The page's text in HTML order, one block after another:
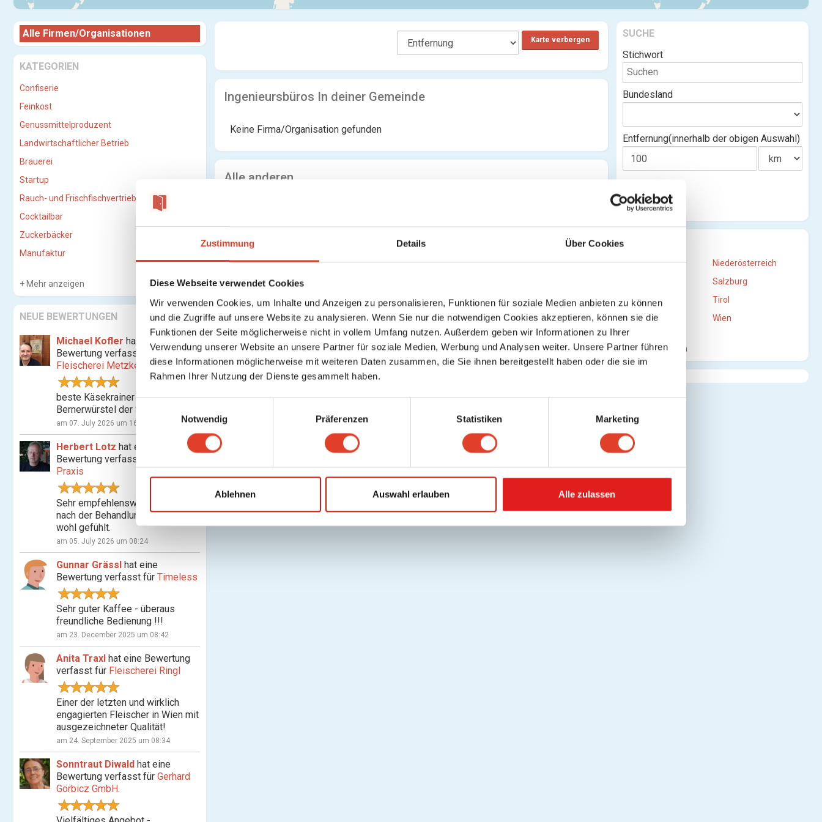
Zustimmung Details Über Cookies
Diese Webseite verwendet Cookies
Wir verwenden Cookies, um Inhalte und Anzeigen zu personalisieren, Funktionen für soziale Medien anbieten zu können
und die Zugriffe auf unsere Website zu analysieren. Wenn Sie nur die notwendigen Cookies akzeptieren, können sie die
Funktionen der Seite möglicherweise nicht in vollem Umfang nutzen. Außerdem geben wir Informationen zu Ihrer
Verwendung unserer Website an unsere Partner für soziale Medien, Werbung und Analysen weiter. Unsere Partner führen
diese Informationen möglicherweise mit weiteren Daten zusammen, die Sie ihnen bereitgestellt haben oder die sie im
Rahmen Ihrer Nutzung der Dienste gesammelt haben.
E
i
n
w
i
i
g
u
n
g
s
u
s
w
a
h
Notwendig Präferenzen Statistiken Marketing
Ablehnen Auswahl erlauben Alle zulassen
Alle Firmen/Organisationen
KATEGORIEN
Confiserie
Feinkost
Genussmittelproduzent
Landwirtschaftlicher Betrieb
Brauerei
Startup
Rauch- und Frischfischvertriebs-GmbH
Cocktailbar
Zuckerbäcker
Manufaktur
Mehr anzeigen
NEUE BEWERTUNGEN
Michael Kofler hat eine
Bewertung verfasst für
Fleischerei Metzker
beste Käsekrainer und
Bernerwürstel der Stadt
am 07. July 2026 um 16:07
Herbert Lotz hat eine
Bewertung verfasst für
Praxis
Sehr empfehlenswert! Habe mich
nach der Behandlung nachhaltig
wohl gefühlt.
am 05. July 2026 um 08:24
Gunnar Grässl hat eine
Bewertung verfasst für Timeless
Sehr guter Kaffee - überaus
freundliche Bedienung !!!
am 23. December 2025 um 08:42
Anita Traxl hat eine Bewertung
verfasst für Fleischerei Ringl
Einer der letzten und wirklich
engagierten Fleischer in Wien mit
ausgezeichneter Qualität!
am 24. September 2025 um 08:34
Sonntraut Diwald hat eine
Bewertung verfasst für Gerhard
Görbicz GmbH.
SUCHE
Stichwort
Bundesland
Entfernung(innerhalb der obigen Auswahl)
STANDORTE
Burgenland
Niederösterreich
Salzburg
Steiermark
Tirol
Vorarlberg
Wien
Mehr anzeigen
Karte verbergen
Ingenieursbüros In deiner Gemeinde
Keine Firma/Organisation gefunden
Alle anderen